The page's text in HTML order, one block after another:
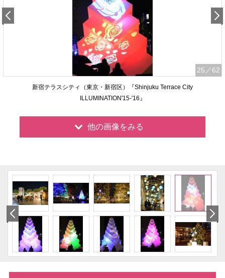
25 ／62
新宿テラスシティ（東京・新宿区）『Shinjuku Terrace City
ILLUMINATION'15-'16』
他の画像をみる